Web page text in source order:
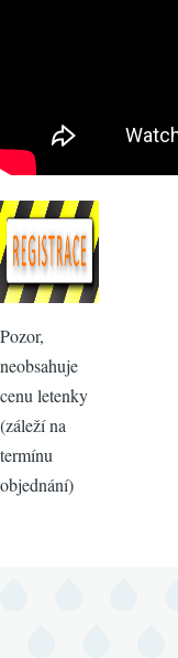
Pozor,
neobsahuje
cenu letenky
(záleží na
termínu
objednání)